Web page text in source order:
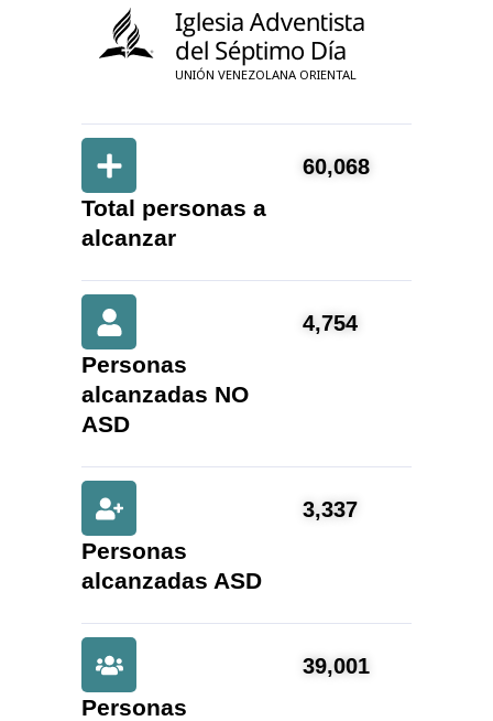
Iglesia Adventista
del Séptimo Día
UNIÓN VENEZOLANA ORIENTAL
Total personas a
alcanzar
60,068
Personas
alcanzadas NO
ASD
4,754
Personas
alcanzadas ASD
3,337
Personas
39,001